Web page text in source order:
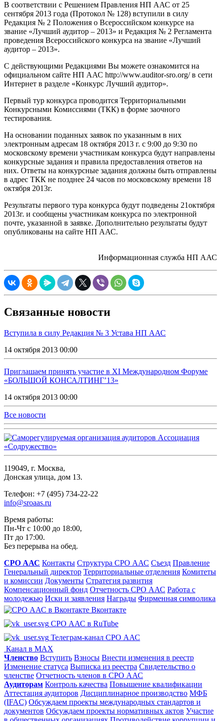
В соответствии с Решением Правления НП ААС от 25
сентября 2013 года (Протокол № 128) вступили в силу
Редакция № 2 Положения о Всероссийском конкурсе на
звание «Лучший аудитор – 2013» и Редакция № 2 Регламента
проведения Всероссийского конкурса на звание «Лучший
аудитор – 2013».
С действующими Редакциями Вы можете ознакомится на
официальном сайте НП ААС http://www.auditor-sro.org/ в сети
Интернет в разделе «Конкурс Лучший аудитор».
Первый тур конкурса проводится Территориальными
Конкурсными Комиссиями (ТКК) в форме заочного
тестирования.
На основании поданных заявок по указанным в них
электронным адресам 18 октября 2013 г. с 9:00 до 9:30 по
московскому времени участникам конкурса будут направлены
конкурсные задания и правила предоставления ответов на
них. Ответы на конкурсные задания должны быть отправлены
в адрес ТКК не позднее 24 часов по московскому времени 18
октября 2013г.
Результаты первого тура конкурса будут подведены 21октября
2013г. и сообщены участникам конкурса по электронной
почте, указанной в заявке. Дополнительно результаты будут
опубликованы на сайте НП ААС.
Информационная служба НП ААС
Связанные новости
Вступила в силу Редакция № 3 Устава НП ААС
14 октября 2013 00:00
Приглашаем принять участие в XI Международном Форуме
«БОЛЬШОЙ КОНСАЛТИНГ’13»
14 октября 2013 00:00
Все новости
119049, г. Москва,
Донская улица, дом 13.
Телефон: +7 (495) 734-22-22
info@sroaas.ru
Время работы:
Пн-Чт с 10:00 до 18:00,
Пт до 17:00.
Без перерыва на обед.
СРО ААС Контакты Структура СРО ААС Съезд Правление
Генеральный директор Территориальные отделения Комитеты
и комиссии Документы Стратегия развития
Компенсационный фонд Отчетность СРО ААС Работа с
молодежью Иски и заявления Награды Фирменная символика
Вконтакте
СРО ААС в RuTube
Телеграм-канал СРО ААС
Канал в MAX
Членство Вступить Взносы Внести изменения в реестр
Изменение статуса Выписка из реестра Свидетельство о
членстве Отчетность членов в СРО ААС
Аудиторам Контроль качества Повышение квалификации
Аттестация аудиторов Дисциплинарное производство МФБ
(IFAC) Обсуждаем проекты международных стандартов и
документов Обсуждаем проекты нормативных актов Участие